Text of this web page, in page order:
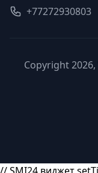
+77272930803
Copyright